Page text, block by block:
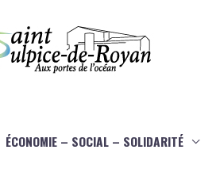
ÉCONOMIE – SOCIAL – SOLIDARITÉ